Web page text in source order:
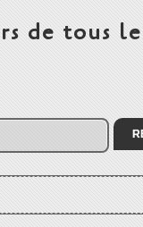
de tous